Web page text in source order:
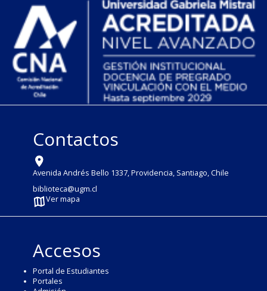
Contactos
Avenida Andrés Bello 1337, Providencia, Santiago, Chile
biblioteca@ugm.cl
Ver mapa
Accesos
Portal de Estudiantes
Portales